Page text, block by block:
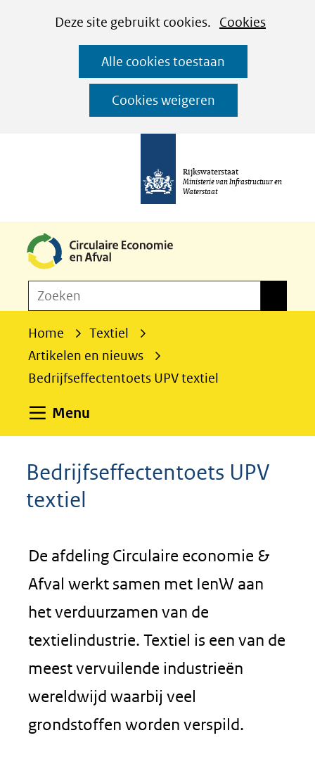
CookiesDeze site gebruikt cookies. Cookies
worden
toegestaan
geweigerd.
Alle cookies toestaan
Cookies weigeren
Ga
naar
de
inhoud
Rijkswaterstaat
Ministerie van Infrastructuur en
Waterstaat
o
Zoeken
Home
Textiel
Artikelen en nieuws
Bedrijfseffectentoets UPV textiel
Menu
Bedrijfseffectentoets UPV
textiel
De afdeling Circulaire economie &
Afval werkt samen met IenW aan
het verduurzamen van de
textielindustrie. Textiel is een van de
meest vervuilende industrieën
wereldwijd waarbij veel
grondstoffen worden verspild.